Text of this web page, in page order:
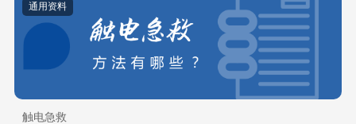
通用资料
触电急救